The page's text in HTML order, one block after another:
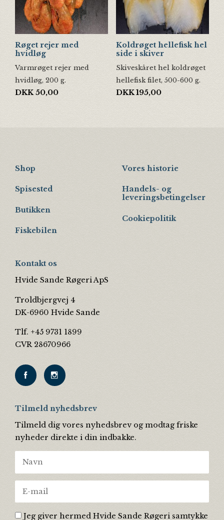
Røget rejer med
hvidløg
Varmrøget rejer med
hvidløg, 200 g.
DKK 50,00
Koldrøget hellefisk hel
side i skiver
Skiveskåret hel koldrøget
hellefisk filet, 500-600 g.
DKK195,00
Shop
Spisested
Butikken
Fiskebilen
Vores historie
Handels- og
leveringsbetingelser
Cookiepolitik
Kontakt os
Hvide Sande Røgeri ApS
Troldbjergvej 4
DK-6960 Hvide Sande
Tlf. +45 9731 1899
CVR 28670966
Tilmeld nyhedsbrev
Tilmeld dig vores nyhedsbrev og modtag friske
nyheder direkte i din indbakke.
Jeg giver hermed Hvide Sande Røgeri samtykke